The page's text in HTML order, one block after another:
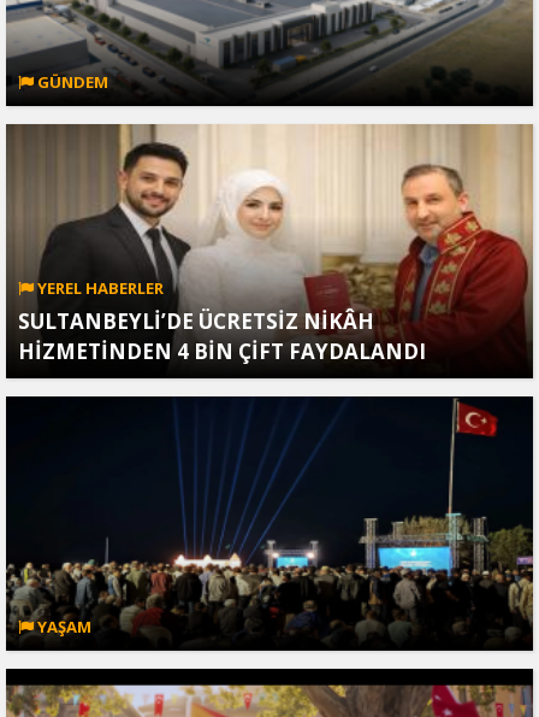
GÜNDEM
YEREL HABERLER
SULTANBEYLİ’DE ÜCRETSİZ NİKÂH
HİZMETİNDEN 4 BİN ÇİFT FAYDALANDI
YAŞAM